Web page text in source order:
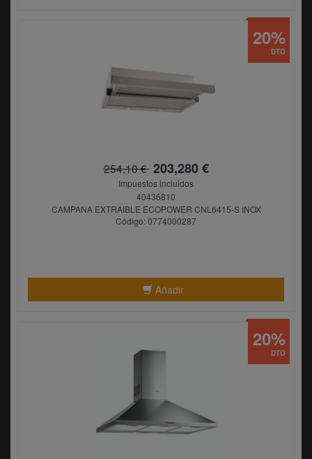
254,10 €203,280 €
Impuestos incluidos
40436810
CAMPANA EXTRAIBLE ECOPOWER CNL6415-S INOX
Código: 0774000287
Añadir
DTO
20%
DTO
20%